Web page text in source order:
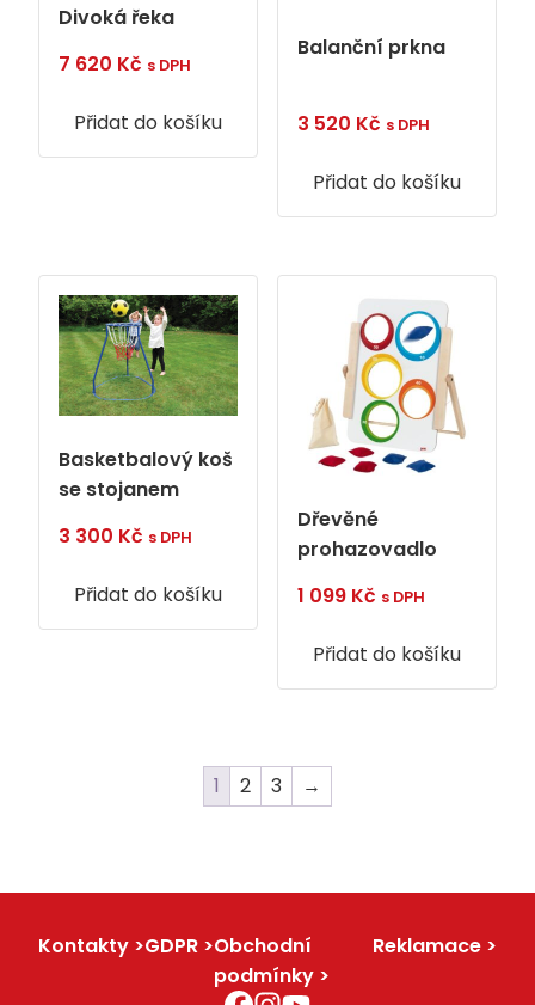
Divoká řeka
7 620 Kč s DPH
Přidat do košíku
Balanční prkna
3 520 Kč s DPH
Přidat do košíku
Basketbalový koš
se stojanem
3 300 Kč s DPH
Přidat do košíku
Dřevěné
prohazovadlo
1 099 Kč s DPH
Přidat do košíku
1 2 3 →
Kontakty GDPR
Obchodní
podmínky
Reklamace